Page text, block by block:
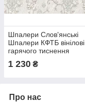
Шпалери Слов'янські
Шпалери КФТБ вінілові
гарячого тиснення
9В118 8671-03
1 230 ₴
Про нас